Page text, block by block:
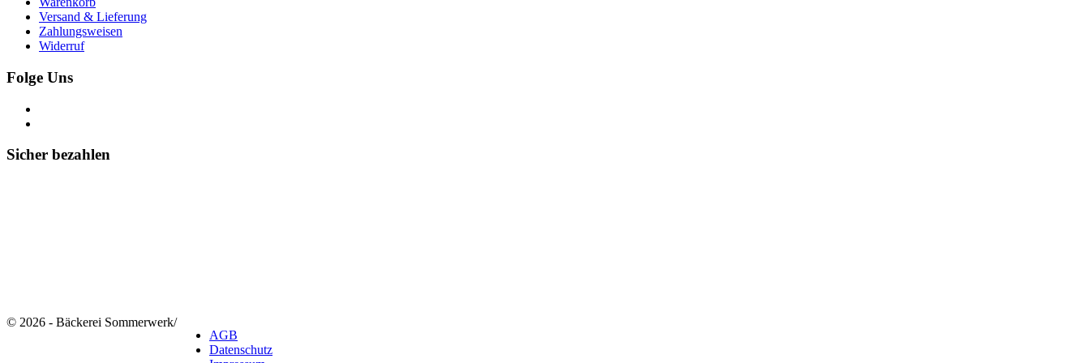
Versand & Lieferung
Zahlungsweisen
Widerruf
Folge Uns
Sicher bezahlen
© 2026 - Bäckerei Sommerwerk/
AGB
Datenschutz